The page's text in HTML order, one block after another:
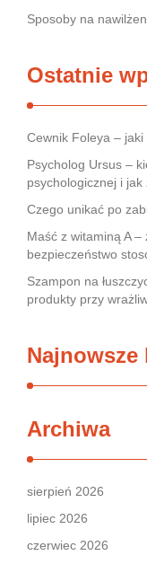
Sposoby na
Ostatnie
Cewnik Foleya –
Psycholog Ursus –
psychologicznej i
Czego unikać po
Maść z witaminą A –
bezpieczeństwo
Szampon na
produkty przy
Najnowsze
Archiwa
sierpień 2026
lipiec 2026
czerwiec 2026